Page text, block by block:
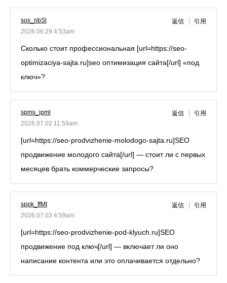
sos_nbSl
2026.06.29 4:53am
返信 引用
Сколько стоит профессиональная [url=https://seo-
optimizaciya-sajta.ru]seo оптимизация сайта[/url] «под
ключ»?
spms_jpml
2026.07.02 11:59am
返信 引用
[url=https://seo-prodvizhenie-molodogo-sajta.ru]SEO
продвижение молодого сайта[/url] — стоит ли с первых
месяцев брать коммерческие запросы?
sppk_ffMt
2026.07.03 4:59am
返信 引用
[url=https://seo-prodvizhenie-pod-klyuch.ru]SEO
продвижение под ключ[/url] — включает ли оно
написание контента или это оплачивается отдельно?